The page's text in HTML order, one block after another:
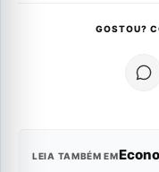
GOSTOU?
LEIA TAMBÉM EM